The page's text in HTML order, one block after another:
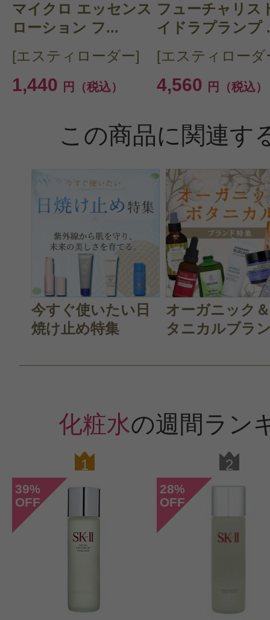
マイクロ エッセンス
ローション フ...
[エスティローダー]
1,440 円（税込）
フューチャリス
イドラプランプ
[エスティローダ
4,560 円（税込）
この商品に関連す
今すぐ使いたい日
焼け止め特集
オーガニック
タニカルブラ
化粧水の週間ラン
1
39%
OFF
2
28%
OFF